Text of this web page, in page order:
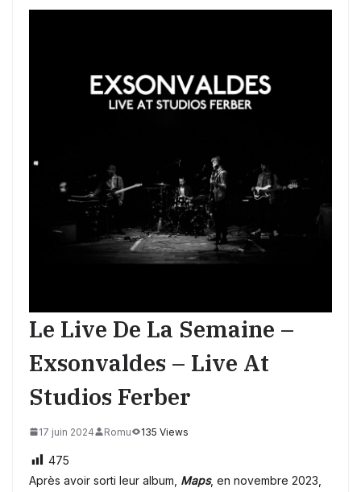
Le Live De La Semaine –
Exsonvaldes – Live At
Studios Ferber
17 juin 2024 Romu 135 Views
475
Après avoir sorti leur album, Maps, en novembre 2023,